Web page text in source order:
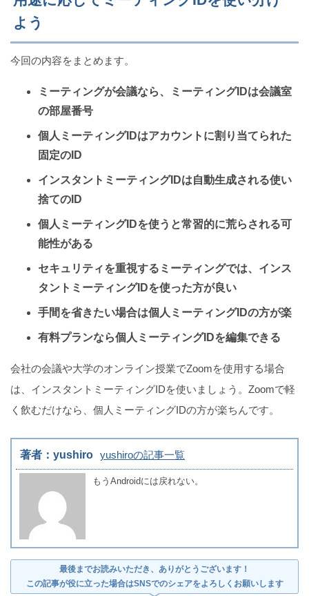
よう
今回の内容をまとめます。
ミーティングが会議なら、ミーティングIDは会議室
の部屋番号
個人ミーティングIDはアカウントに割り当てられた
固定のID
インスタントミーティングIDは自動生成される使い
捨てのID
個人ミーティングIDを使うと常習的に荒らされる可
能性がある
セキュリティを重視するミーティングでは、インス
タントミーティングIDを使った方が良い
手間を省きたい場合は個人ミーティングIDの方が楽
有料プランなら個人ミーティングIDを編集できる
会社の会議や大学のオンライン授業でZoomを使用する場合
は、インスタントミーティングIDを使いましょう。Zoomで軽
く飲むだけなら、個人ミーティングIDの方が楽ちんです。
著者：yushiro yushiroの記事一覧
もうAndroidには戻れない。
最後までお読みいただき、ありがとうございます！
この記事が役に立った場合はSNSでのシェアをよろしくお願いします